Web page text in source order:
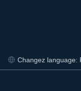
Changez language: